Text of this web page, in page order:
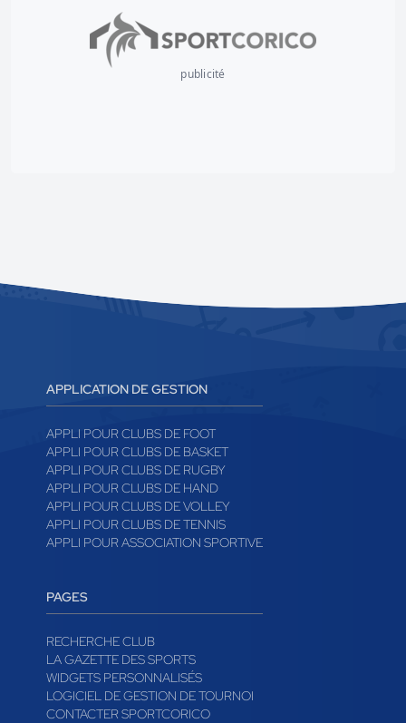
publicité
APPLICATION DE GESTION
APPLI POUR CLUBS DE FOOT
APPLI POUR CLUBS DE BASKET
APPLI POUR CLUBS DE RUGBY
APPLI POUR CLUBS DE HAND
APPLI POUR CLUBS DE VOLLEY
APPLI POUR CLUBS DE TENNIS
APPLI POUR ASSOCIATION SPORTIVE
PAGES
RECHERCHE CLUB
LA GAZETTE DES SPORTS
WIDGETS PERSONNALISÉS
LOGICIEL DE GESTION DE TOURNOI
CONTACTER SPORTCORICO